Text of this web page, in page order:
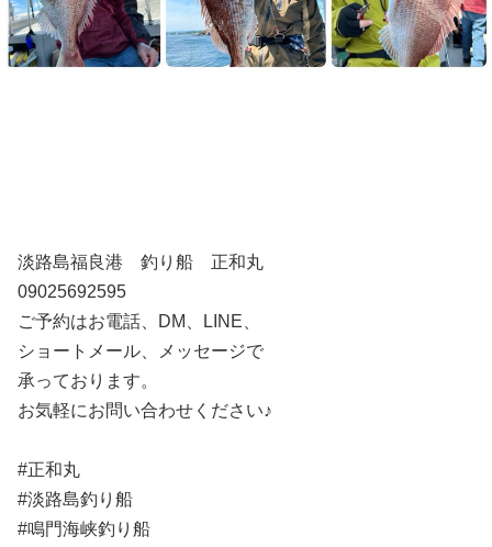
淡路島福良港 釣り船 正和丸
09025692595
ご予約はお電話、DM、LINE、
ショートメール、メッセージで
承っております。
お気軽にお問い合わせください♪
#正和丸
#淡路島釣り船
#鳴門海峡釣り船